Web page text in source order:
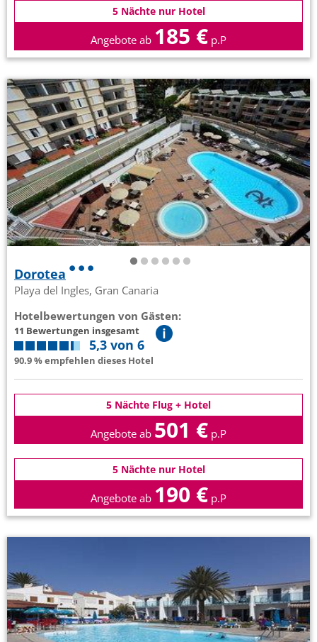
5 Nächte nur Hotel
Angebote ab 185 € p.P
Dorotea
Playa del Ingles, Gran Canaria
Hotelbewertungen von Gästen:
11 Bewertungen insgesamt
5,3 von 6
90.9 % empfehlen dieses Hotel
5 Nächte Flug + Hotel
Angebote ab 501 € p.P
5 Nächte nur Hotel
Angebote ab 190 € p.P